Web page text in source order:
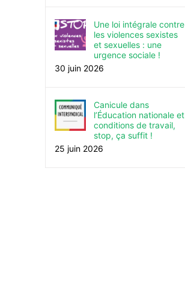
Une loi intégrale contre
les violences sexistes
et sexuelles : une
urgence sociale !
30 juin 2026
Canicule dans
l’Éducation nationale et
conditions de travail,
stop, ça suffit !
25 juin 2026